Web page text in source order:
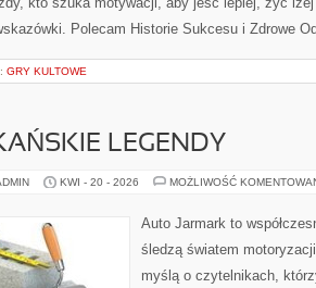
Polecam Historie Sukcesu i Zdrowe
GRY KULTOWE
LEGENDY
KWI - 20 - 2026 MOŻLIWOŚĆ
Auto Jarmark to
śledzą światem
myślą o czytelnikach,